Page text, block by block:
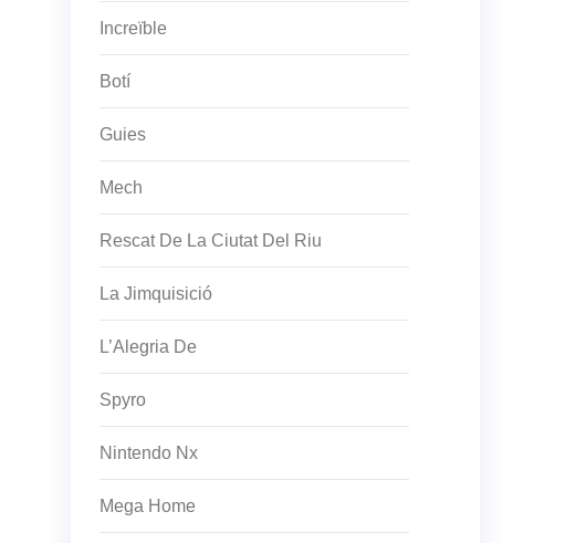
Increïble
Botí
Guies
Mech
Rescat De La Ciutat Del Riu
La Jimquisició
L’Alegria De
Spyro
Nintendo Nx
Mega Home